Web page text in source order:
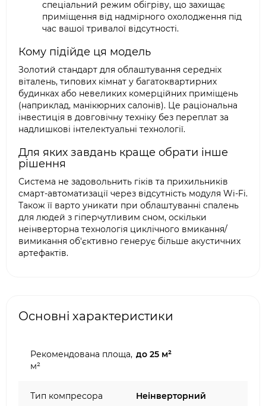
спеціальний режим обігріву, що захищає
приміщення від надмірного охолодження під
час вашої тривалої відсутності.
Кому підійде ця модель
Золотий стандарт для облаштування середніх
віталень, типових кімнат у багатоквартирних
будинках або невеликих комерційних приміщень
(наприклад, манікюрних салонів). Це раціональна
інвестиція в довговічну техніку без переплат за
надлишкові інтелектуальні технології.
Для яких завдань краще обрати інше
рішення
Система не задовольнить гіків та прихильників
смарт-автоматизації через відсутність модуля Wi-Fi.
Також її варто уникати при облаштуванні спалень
для людей з гіперчутливим сном, оскільки
неінверторна технологія циклічного вмикання/
вимикання об'єктивно генерує більше акустичних
артефактів.
Основні характеристики
Рекомендована площа,
м²
до 25 м²
Тип компресора Неінверторний